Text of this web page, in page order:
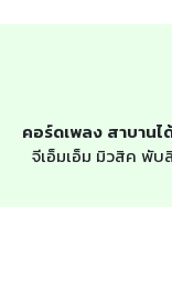
คอร์ดเพลง สาบานไ
จีเอ็มเอ็ม มิวสิค พับ